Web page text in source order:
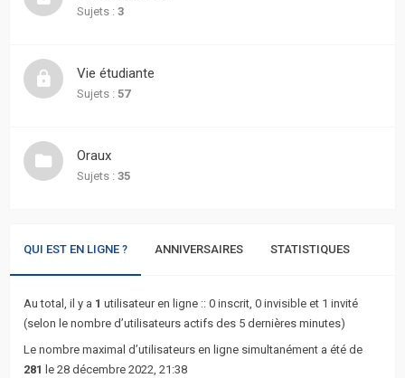
Recherche
avancée
L’équipe
Sujets : 3
Vie étudiante
Sujets : 57
Oraux
Sujets : 35
QUI EST EN LIGNE ? ANNIVERSAIRES STATISTIQUES
Au total, il y a 1 utilisateur en ligne :: 0 inscrit, 0 invisible et 1 invité
(selon le nombre d’utilisateurs actifs des 5 dernières minutes)
Le nombre maximal d’utilisateurs en ligne simultanément a été de
281 le 28 décembre 2022, 21:38